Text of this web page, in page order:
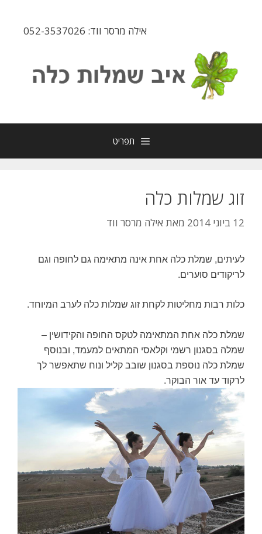
אילה מרסר ווד: 052-3537026
תפריט
זוג שמלות כלה
12 ביוני 2014 מאת אילה מרסר ווד
לעיתים, שמלת כלה אחת אינה מתאימה גם לחופה וגם
לריקודים סוערים.
כלות רבות מחליטות לקחת זוג שמלות כלה לערב המיוחד.
שמלת כלה אחת המתאימה לטקס החופה והקידושין –
שמלה בסגנון רשמי וקלאסי המתאים למעמד, ובנוסף
שמלת כלה נוספת בסגנון שובב קליל ונוח שתאפשר לך
לרקוד עד אור הבוקר.